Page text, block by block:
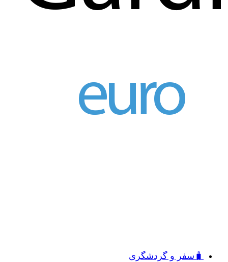
🧳سفر و گردشگری